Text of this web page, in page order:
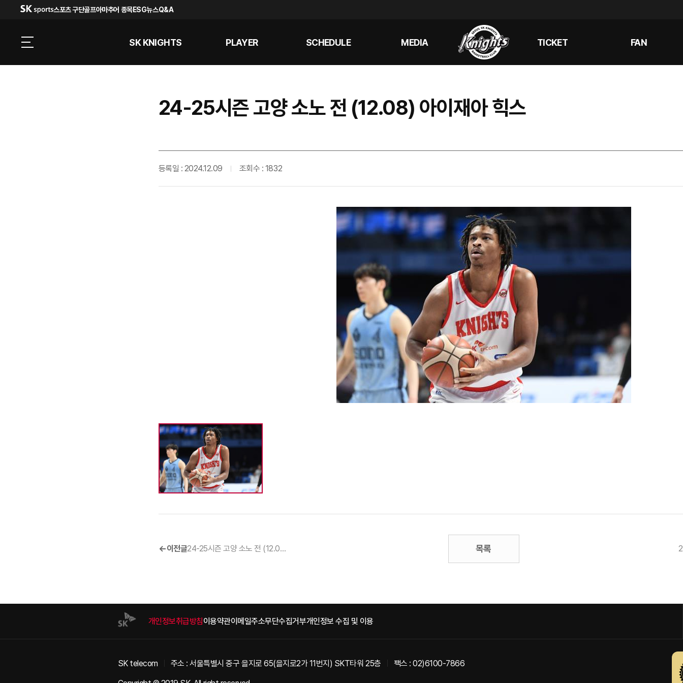
스포츠 구단골프아마추어 종목ESG뉴스Q&A
SK KNIGHTS PLAYER SCHEDULE MEDIA TICKET FAN
24-25시즌 고양 소노 전 (12.08) 아이재아 힉스
등록일 : 2024.12.09 조회수 : 1832
이전글 24-25시즌 고양 소노 전 (12.08) 최원혁 목록
개인정보취급방침이용약관이메일주소무단수집거부개인정보 수집 및 이용
SK telecom 주소 : 서울특별시 중구 을지로 65(을지로2가 11번지) SKT타워 25층 팩스 : 02)6100-7866